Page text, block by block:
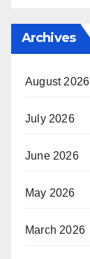
Archives
August 2026
July 2026
June 2026
May 2026
March 2026